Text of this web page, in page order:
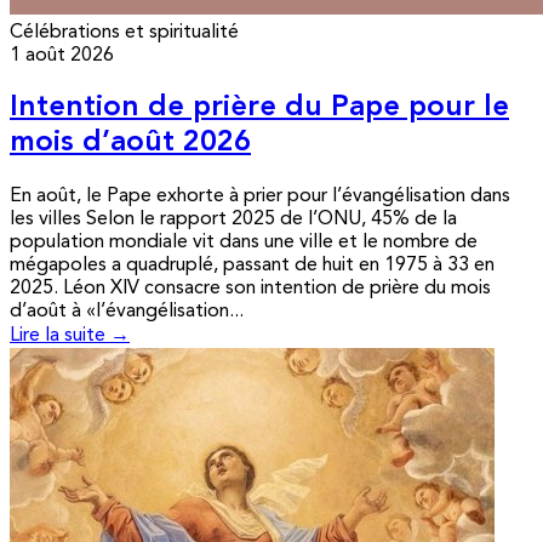
Célébrations et spiritualité
1 août 2026
Intention de prière du Pape pour le
mois d’août 2026
En août, le Pape exhorte à prier pour l’évangélisation dans
les villes Selon le rapport 2025 de l’ONU, 45% de la
population mondiale vit dans une ville et le nombre de
mégapoles a quadruplé, passant de huit en 1975 à 33 en
2025. Léon XIV consacre son intention de prière du mois
d’août à «l’évangélisation...
Lire la suite →